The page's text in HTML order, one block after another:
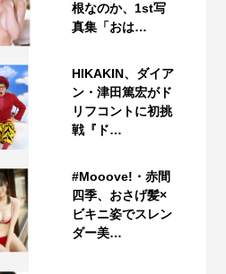
根なのか、1st写
真集「おは…
HIKAKIN、ダイア
ン・津田篤宏がド
リフコントに初挑
戦『ド…
#Mooove!・赤間
四季、おさげ髪×
ビキニ姿でスレン
ダー美…